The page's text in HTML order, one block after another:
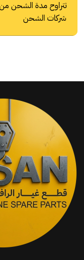
شركات الشحن